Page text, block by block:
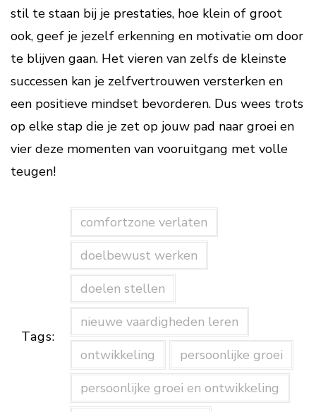
stil te staan bij je prestaties, hoe klein of groot
ook, geef je jezelf erkenning en motivatie om door
te blijven gaan. Het vieren van zelfs de kleinste
successen kan je zelfvertrouwen versterken en
een positieve mindset bevorderen. Dus wees trots
op elke stap die je zet op jouw pad naar groei en
vier deze momenten van vooruitgang met volle
teugen!
Tags:
comfortzone verlaten
doelbewust werken
doelen stellen
nieuwe vaardigheden leren
ontwikkeling
persoonlijke groei
persoonlijke groei en ontwikkeling